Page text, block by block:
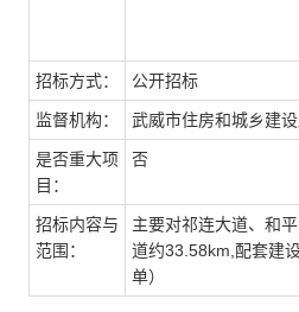
招标方式： 公开招标
监督机构： 武威市住房和城乡建
是否重大项
目：
否
招标内容与
范围：
主要对祁连大道、和
道约33.58km,配套建
单）